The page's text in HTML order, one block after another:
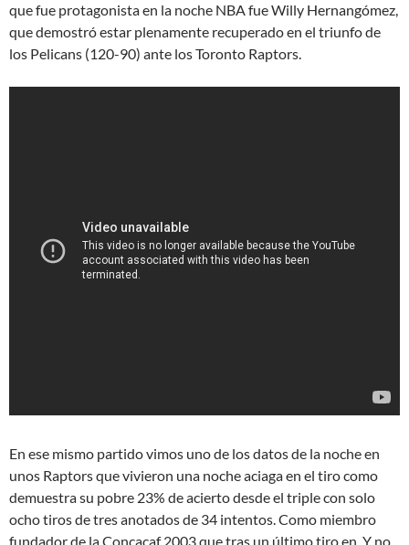
que fue protagonista en la noche NBA fue Willy Hernangómez,
que demostró estar plenamente recuperado en el triunfo de
los Pelicans (120-90) ante los Toronto Raptors.
En ese mismo partido vimos uno de los datos de la noche en
unos Raptors que vivieron una noche aciaga en el tiro como
demuestra su pobre 23% de acierto desde el triple con solo
ocho tiros de tres anotados de 34 intentos. Como miembro
fundador de la Concacaf 2003 que tras un último tiro en. Y no